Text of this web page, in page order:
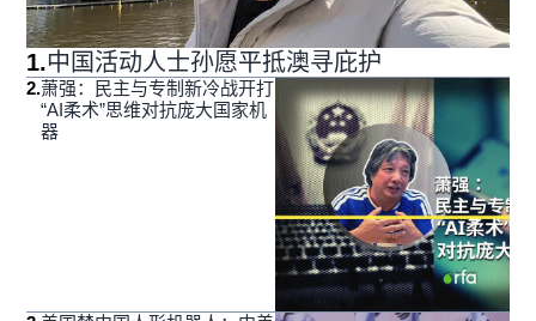
1.中国活动人士孙愿平抵澳寻庇护
2.萧强：民主与专制新冷战开打
“AI柔术”思维对抗庞大国家机
器